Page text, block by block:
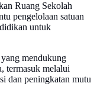
Ruang Sekolah
pengelolaan satuan
untuk
mendukung
termasuk melalui
dan peningkatan mutu